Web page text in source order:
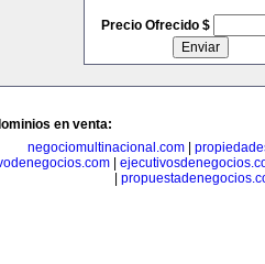
Precio Ofrecido $
en venta:
negociomultinacional.com
|